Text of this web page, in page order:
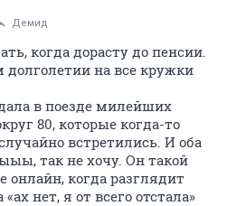
Демид
когда дорасту до пенсии.
на все кружки
в поезде милейших
80, которые когда-то
встретились. И оба
так не хочу. Он такой
онлайн, когда разглядит
нет, я от всего отстала»